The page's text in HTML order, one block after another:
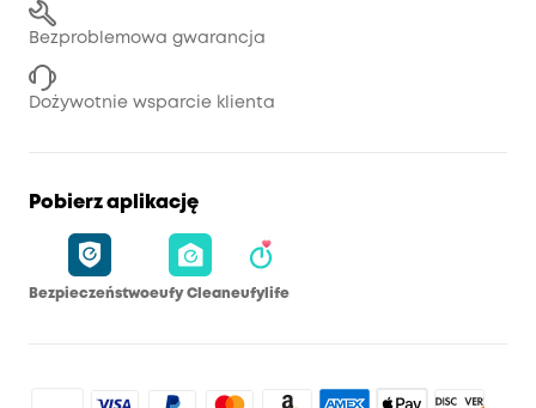
Bezproblemowa gwarancja
Dożywotnie wsparcie klienta
Pobierz aplikację
Bezpieczeństwoeufy Cleaneufylife